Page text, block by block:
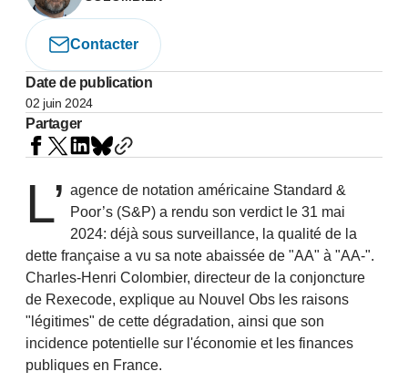
Contacter
Date de publication
02 juin 2024
Partager
L’ agence de notation américaine Standard &
Poor’s (S&P) a rendu son verdict le 31 mai
2024: déjà sous surveillance, la qualité de la
dette française a vu sa note abaissée de "AA" à "AA-".
Charles-Henri Colombier, directeur de la conjoncture
de Rexecode, explique au Nouvel Obs les raisons
"légitimes" de cette dégradation, ainsi que son
incidence potentielle sur l'économie et les finances
publiques en France.